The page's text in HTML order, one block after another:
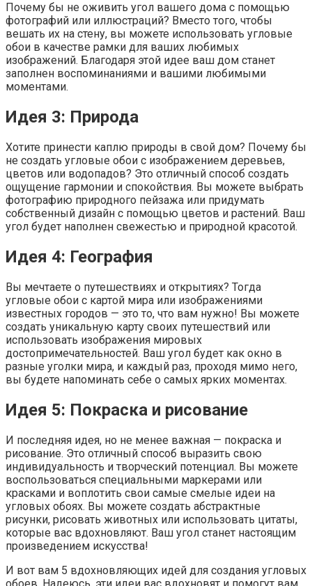
Почему бы не оживить угол вашего дома с помощью
фотографий или иллюстраций? Вместо того, чтобы
вешать их на стену, вы можете использовать угловые
обои в качестве рамки для ваших любимых
изображений. Благодаря этой идее ваш дом станет
заполнен воспоминаниями и вашими любимыми
моментами.
Идея 3: Природа
Хотите принести каплю природы в свой дом? Почему бы
не создать угловые обои с изображением деревьев,
цветов или водопадов? Это отличный способ создать
ощущение гармонии и спокойствия. Вы можете выбрать
фотографию природного пейзажа или придумать
собственный дизайн с помощью цветов и растений. Ваш
угол будет наполнен свежестью и природной красотой.
Идея 4: География
Вы мечтаете о путешествиях и открытиях? Тогда
угловые обои с картой мира или изображениями
известных городов — это то, что вам нужно! Вы можете
создать уникальную карту своих путешествий или
использовать изображения мировых
достопримечательностей. Ваш угол будет как окно в
разные уголки мира, и каждый раз, проходя мимо него,
вы будете напоминать себе о самых ярких моментах.
Идея 5: Покраска и рисование
И последняя идея, но не менее важная — покраска и
рисование. Это отличный способ выразить свою
индивидуальность и творческий потенциал. Вы можете
воспользоваться специальными маркерами или
красками и воплотить свои самые смелые идеи на
угловых обоях. Вы можете создать абстрактные
рисунки, рисовать животных или использовать цитаты,
которые вас вдохновляют. Ваш угол станет настоящим
произведением искусства!
И вот вам 5 вдохновляющих идей для создания угловых
обоев. Надеюсь, эти идеи вас вдохновят и помогут вам